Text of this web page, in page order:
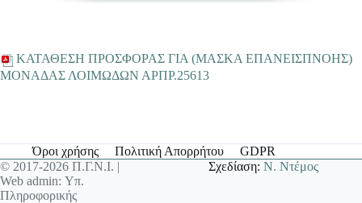
ΚΑΤΑΘΕΣΗ ΠΡΟΣΦΟΡΑΣ ΓΙΑ (ΜΑΣΚΑ ΕΠΑΝΕΙΣΠΝΟΗΣ)
ΜΟΝΑΔΑΣ ΛΟΙΜΩΔΩΝ ΑΡΠΡ.25613
Όροι χρήσης Πολιτική Απορρήτου
GDPR
© 2017-2026 Π.Γ.Ν.Ι. |
Web admin: Υπ.
Πληροφορικής
Σχεδίαση:Ν. Ντέμος